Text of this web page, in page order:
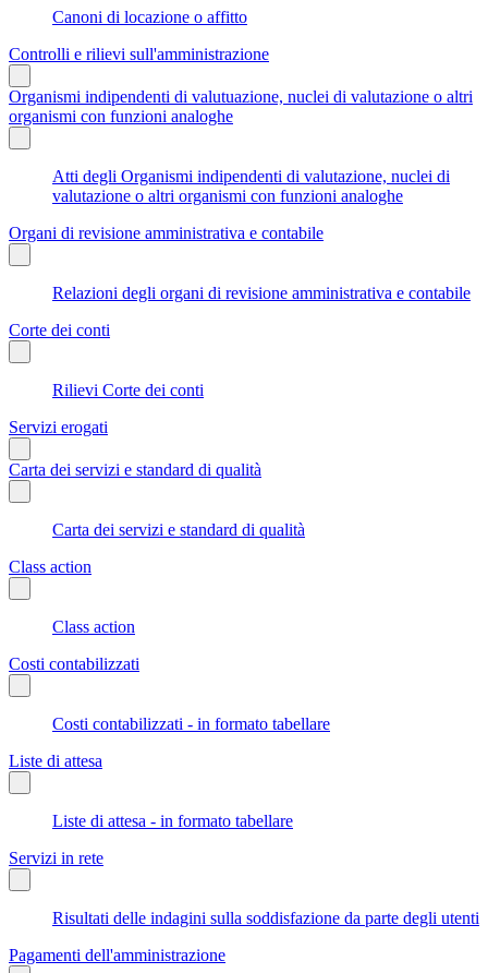
Canoni di locazione o affitto
Controlli e rilievi sull'amministrazione
Organismi indipendenti di valutuazione, nuclei di valutazione o altri
organismi con funzioni analoghe
Atti degli Organismi indipendenti di valutazione, nuclei di
valutazione o altri organismi con funzioni analoghe
Organi di revisione amministrativa e contabile
Relazioni degli organi di revisione amministrativa e contabile
Corte dei conti
Rilievi Corte dei conti
Servizi erogati
Carta dei servizi e standard di qualità
Carta dei servizi e standard di qualità
Class action
Class action
Costi contabilizzati
Costi contabilizzati - in formato tabellare
Liste di attesa
Liste di attesa - in formato tabellare
Servizi in rete
Risultati delle indagini sulla soddisfazione da parte degli utenti
Pagamenti dell'amministrazione